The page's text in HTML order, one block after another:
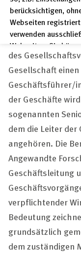
berücksichtigen,
Webseiten
verwenden
Webseiten. Sie
unter "Einstellungen"
erteilte Einwilligung
Impressum
Die Gesellschaft
Gesellschaft
des
Gesellschaft
Geschäftsführer/
der Geschäfte
sogenannten
dem die Leiter
angehören. Die
Angewandte
Geschäftsleitung
verpflichtender
Bedeutung
grund­sätzlich
dem zuständigen